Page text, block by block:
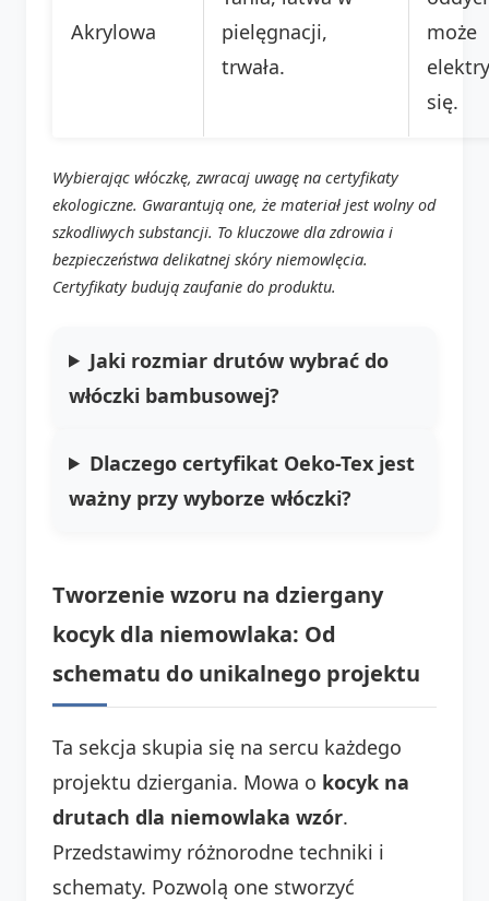
Akrylowa
pielęgnacji,
trwała.
może
się.
Wybierając włóczkę, zwracaj uwagę na certyfikaty
ekologiczne. Gwarantują one, że materiał jest wolny od
szkodliwych substancji. To kluczowe dla zdrowia i
bezpieczeństwa delikatnej skóry niemowlęcia.
Certyfikaty budują zaufanie do produktu.
Jaki rozmiar drutów wybrać do
włóczki bambusowej?
Dlaczego certyfikat Oeko-Tex jest
ważny przy wyborze włóczki?
Tworzenie wzoru na dziergany
kocyk dla niemowlaka: Od
schematu do unikalnego projektu
Ta sekcja skupia się na sercu każdego
projektu dziergania. Mowa o kocyk na
drutach dla niemowlaka wzór.
Przedstawimy różnorodne techniki i
schematy. Pozwolą one stworzyć